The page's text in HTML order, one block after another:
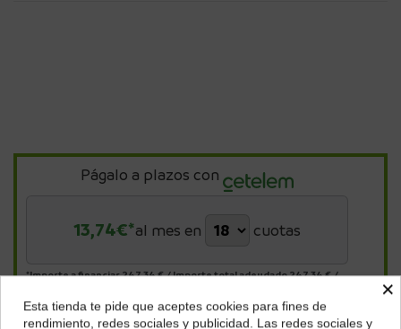
Págalo a plazos con
13,74€*al mes en cuotas
*Importe a financiar247,34 €/Importe total adeudado247,34 €/
¿Dónde deseas recibir tu pedido?
×
Esta tienda te pide que aceptes cookies para fines de
rendimiento, redes sociales y publicidad. Las redes sociales y